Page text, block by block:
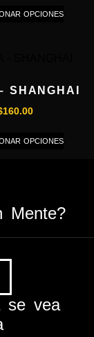
OPCIONES
SHANGHAI
160.00
OPCIONES
Mente?
se vea